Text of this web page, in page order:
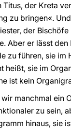
Titus, der Kreta
zu bringen«.
der
Aber er lässt
zu führen, sie im
heißt, sie im
ist kein
wir manchmal ein
zu sein,
hinaus, sie